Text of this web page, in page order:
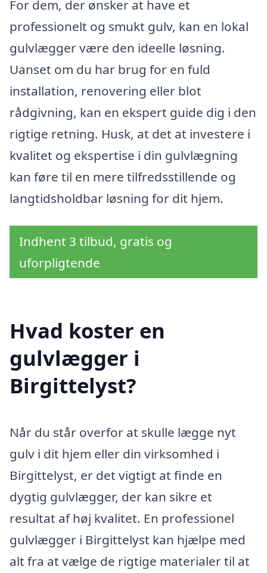
For dem, der ønsker at have et
professionelt og smukt gulv, kan en lokal
gulvlægger være den ideelle løsning.
Uanset om du har brug for en fuld
installation, renovering eller blot
rådgivning, kan en ekspert guide dig i den
rigtige retning. Husk, at det at investere i
kvalitet og ekspertise i din gulvlægning
kan føre til en mere tilfredsstillende og
langtidsholdbar løsning for dit hjem.
Indhent 3 tilbud, gratis og
uforpligtende
Hvad koster en
gulvlægger i
Birgittelyst?
Når du står overfor at skulle lægge nyt
gulv i dit hjem eller din virksomhed i
Birgittelyst, er det vigtigt at finde en
dygtig gulvlægger, der kan sikre et
resultat af høj kvalitet. En professionel
gulvlægger i Birgittelyst kan hjælpe med
alt fra at vælge de rigtige materialer til at